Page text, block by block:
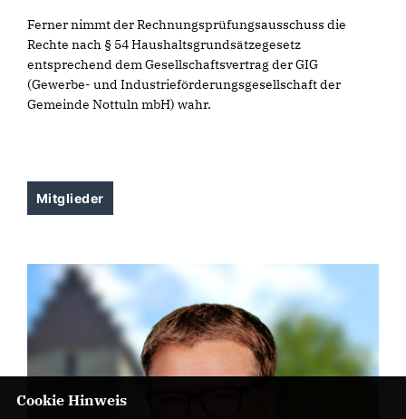
Ferner nimmt der Rechnungsprüfungsausschuss die
Rechte nach § 54 Haushaltsgrundsätzegesetz
entsprechend dem Gesellschaftsvertrag der GIG
(Gewerbe- und Industrieförderungsgesellschaft der
Gemeinde Nottuln mbH) wahr.
Mitglieder
Cookie Hinweis